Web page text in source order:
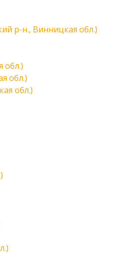
р-н., Винницкая обл.)
обл.)
обл.)
обл.)